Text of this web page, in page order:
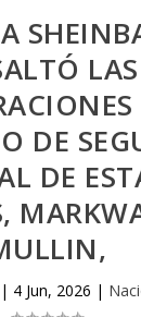
LAS
DE
DE
| 4 Jun, 2026 |